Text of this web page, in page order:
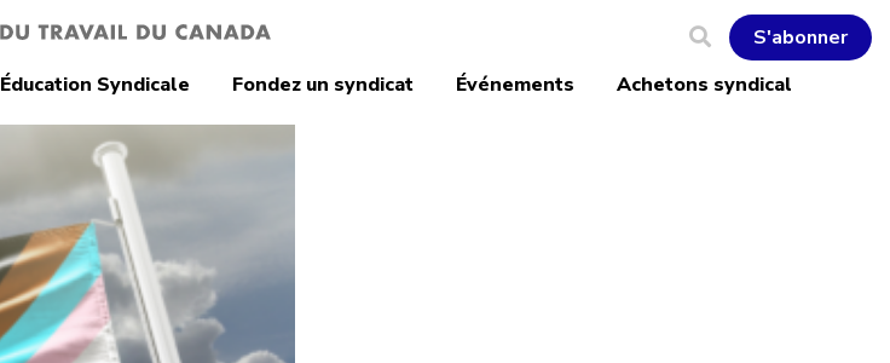
S'abonner
Éducation Syndicale Fondez un syndicat Événements Achetons syndical